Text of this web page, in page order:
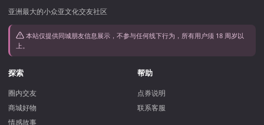
亚洲最大的小众亚文化交友社区
本站仅提供同城朋友信息展示，不参与任何线下行为，所有用户须 18 周岁以
上。
探索
圈内交友
商城好物
情感故事
帮助
点券说明
联系客服